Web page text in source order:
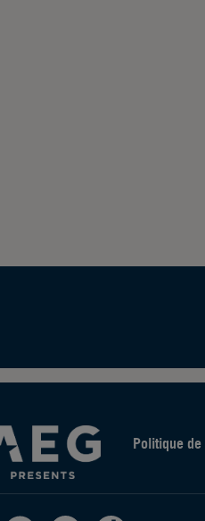
Politique